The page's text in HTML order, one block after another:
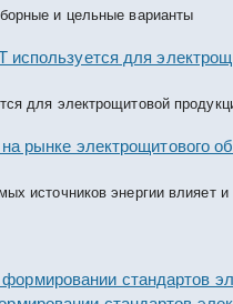
и цельные варианты
используется для
для электрощитовой
рынке электрощитового
источников энергии влияет